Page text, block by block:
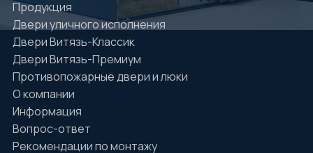
Продукция
Двери уличного исполнения
Двери Витязь-Классик
Двери Витязь-Премиум
Противопожарные двери и люки
О компании
Информация
Вопрос-ответ
Рекомендации по монтажу